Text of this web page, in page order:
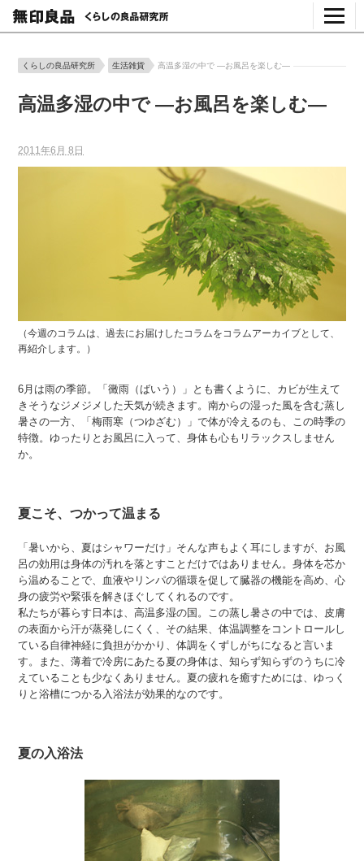
くらしの良品研究所 生活雑貨 高温多湿の中で ―お風呂を楽しむ―
高温多湿の中で ―お風呂を楽しむ―
2011年6月 8日
（今週のコラムは、過去にお届けしたコラムをコラムアーカイブとして、
再紹介します。）
6月は雨の季節。「黴雨（ばいう）」とも書くように、カビが生えて
きそうなジメジメした天気が続きます。南からの湿った風を含む蒸し
暑さの一方、「梅雨寒（つゆざむ）」で体が冷えるのも、この時季の
特徴。ゆったりとお風呂に入って、身体も心もリラックスしません
か。
夏こそ、つかって温まる
「暑いから、夏はシャワーだけ」そんな声もよく耳にしますが、お風
呂の効用は身体の汚れを落とすことだけではありません。身体を芯か
ら温めることで、血液やリンパの循環を促して臓器の機能を高め、心
身の疲労や緊張を解きほぐしてくれるのです。
私たちが暮らす日本は、高温多湿の国。この蒸し暑さの中では、皮膚
の表面から汗が蒸発しにくく、その結果、体温調整をコントロールし
ている自律神経に負担がかかり、体調をくずしがちになると言いま
す。また、薄着で冷房にあたる夏の身体は、知らず知らずのうちに冷
えていることも少なくありません。夏の疲れを癒すためには、ゆっく
りと浴槽につかる入浴法が効果的なのです。
夏の入浴法